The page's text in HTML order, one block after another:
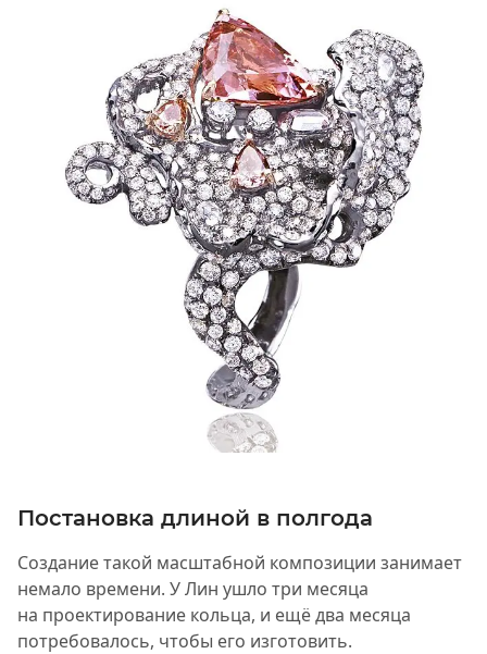
Постановка длиной в полгода
Создание такой масштабной композиции занимает
немало времени. У Лин ушло три месяца
на проектирование кольца, и ещё два месяца
потребовалось, чтобы его изготовить.